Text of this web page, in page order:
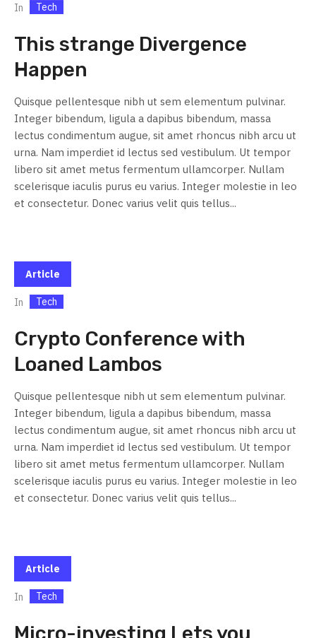
In Tech
This strange Divergence
Happen
Quisque pellentesque nibh ut sem elementum pulvinar.
Integer bibendum, ligula a dapibus bibendum, massa
lectus condimentum augue, sit amet rhoncus nibh arcu ut
urna. Nam imperdiet id lectus sed vestibulum. Ut tempor
libero sit amet metus fermentum ullamcorper. Nullam
scelerisque iaculis purus eu varius. Integer molestie in leo
et consectetur. Donec varius velit quis tellus...
Article
In Tech
Crypto Conference with
Loaned Lambos
Quisque pellentesque nibh ut sem elementum pulvinar.
Integer bibendum, ligula a dapibus bibendum, massa
lectus condimentum augue, sit amet rhoncus nibh arcu ut
urna. Nam imperdiet id lectus sed vestibulum. Ut tempor
libero sit amet metus fermentum ullamcorper. Nullam
scelerisque iaculis purus eu varius. Integer molestie in leo
et consectetur. Donec varius velit quis tellus...
Article
In Tech
Micro-investing Lets you